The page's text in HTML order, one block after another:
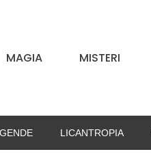
MAGIA MISTERI
LICANTROPIA